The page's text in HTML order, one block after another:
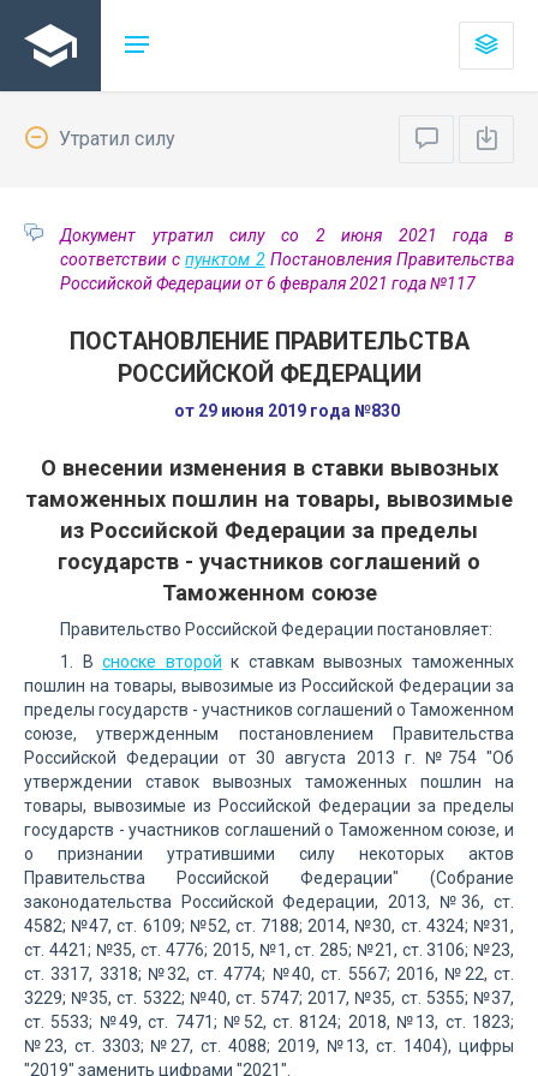
Утратил силу
Документ утратил силу со 2 июня 2021 года в
соответствии спунктом 2Постановления Правительства
Российской Федерации от 6 февраля 2021 года №117
ПОСТАНОВЛЕНИЕ ПРАВИТЕЛЬСТВА
РОССИЙСКОЙ ФЕДЕРАЦИИ
от 29 июня 2019 года №830
О внесении изменения в ставки вывозных
таможенных пошлин на товары, вывозимые
из Российской Федерации за пределы
государств - участников соглашений о
Таможенном союзе
Правительство Российской Федерации постановляет:
1. Всноске второй к ставкам вывозных таможенных
пошлин на товары, вывозимые из Российской Федерации за
пределы государств - участников соглашений о Таможенном
союзе, утвержденным постановлением Правительства
Российской Федерации от 30 августа 2013 г. №754 "Об
утверждении ставок вывозных таможенных пошлин на
товары, вывозимые из Российской Федерации за пределы
государств - участников соглашений о Таможенном союзе, и
о признании утратившими силу некоторых актов
Правительства Российской Федерации" (Собрание
законодательства Российской Федерации, 2013, №36, ст.
4582; №47, ст. 6109; №52, ст. 7188; 2014, №30, ст. 4324; №31,
ст. 4421; №35, ст. 4776; 2015, №1, ст. 285; №21, ст. 3106; №23,
ст. 3317, 3318; №32, ст. 4774; №40, ст. 5567; 2016, №22, ст.
3229; №35, ст. 5322; №40, ст. 5747; 2017, №35, ст. 5355; №37,
ст. 5533; №49, ст. 7471; №52, ст. 8124; 2018, №13, ст. 1823;
№23, ст. 3303; №27, ст. 4088; 2019, №13, ст. 1404), цифры
"2019" заменить цифрами "2021".